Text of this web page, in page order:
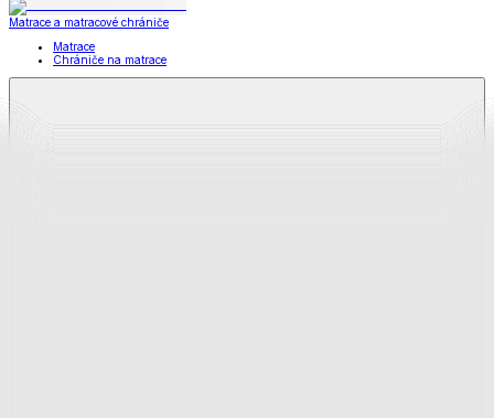
Matrace a matracové chrániče
Matrace
Chrániče na matrace